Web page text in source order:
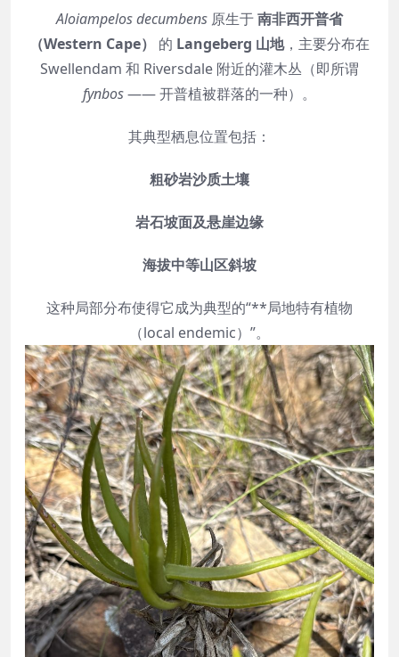
Aloiampelos decumbens 原生于南非西开普省
（Western Cape）
的 Langeberg 山地，主要分布在
Swellendam 和 Riversdale 附近的灌木丛（即所谓
fynbos—— 开普植被群落的一种）。
其典型栖息位置包括：
粗砂岩沙质土壤
岩石坡面及悬崖边缘
海拔中等山区斜坡
这种局部分布使得它成为典型的“**局地特有植物
（local endemic）”。